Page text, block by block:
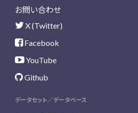
お問い合わせ
X (Twitter)
Facebook
YouTube
Github
データセット／データベース